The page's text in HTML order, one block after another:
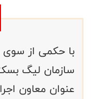
با حکمی از
سازمان لیگ
عنوان معاون